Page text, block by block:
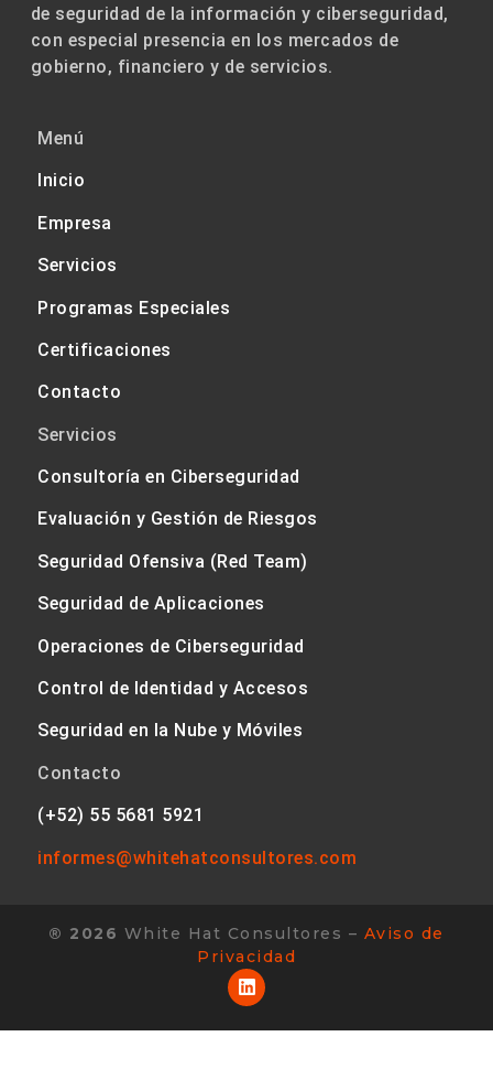
de seguridad de la información y ciberseguridad,
con especial presencia en los mercados de
gobierno, financiero y de servicios.
Menú
Inicio
Empresa
Servicios
Programas Especiales
Certificaciones
Contacto
Servicios
Consultoría en Ciberseguridad
Evaluación y Gestión de Riesgos
Seguridad Ofensiva (Red Team)
Seguridad de Aplicaciones
Operaciones de Ciberseguridad
Control de Identidad y Accesos
Seguridad en la Nube y Móviles
Contacto
(+52) 55 5681 5921
informes@whitehatconsultores.com
® 2026 White Hat Consultores – Aviso de
Privacidad